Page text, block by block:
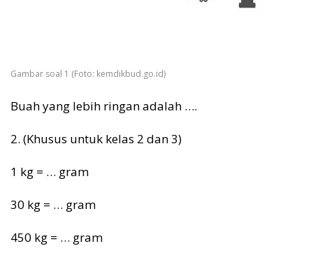
Gambar soal 1 (Foto: kemdikbud.go.id)
Buah yang lebih ringan adalah ….
2. (Khusus untuk kelas 2 dan 3)
1 kg = … gram
30 kg = … gram
450 kg = … gram